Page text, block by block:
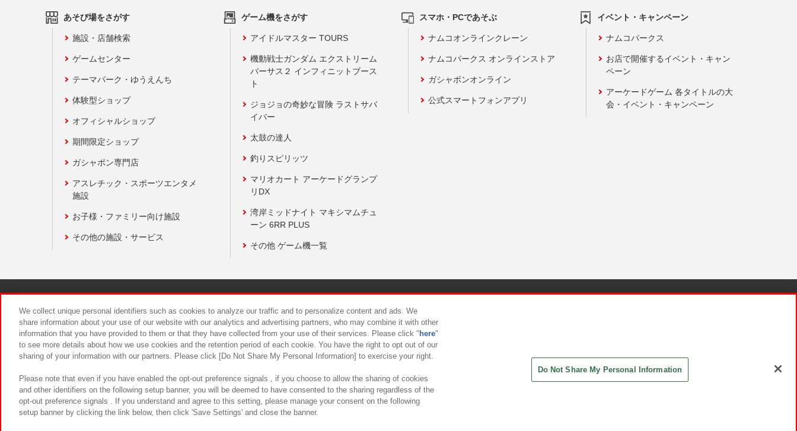
あそび場をさがす
施設・店舗検索
ゲームセンター
テーマパーク・ゆうえんち
体験型ショップ
オフィシャルショップ
期間限定ショップ
ガシャポン専門店
アスレチック・スポーツエンタメ
施設
お子様・ファミリー向け施設
その他の施設・サービス
ゲーム機をさがす
アイドルマスター TOURS
機動戦士ガンダム エクストリーム
バーサス２ インフィニットブース
ト
ジョジョの奇妙な冒険 ラストサバ
イバー
太鼓の達人
釣りスピリッツ
マリオカート アーケードグランプ
リDX
湾岸ミッドナイト マキシマムチュ
ーン 6RR PLUS
その他 ゲーム機一覧
スマホ・PCであそぶ
ナムコオンラインクレーン
ナムコパークス オンラインストア
ガシャポンオンライン
公式スマートフォンアプリ
イベント・キャンペーン
ナムコパークス
お店で開催するイベント・キャン
ペーン
アーケードゲーム 各タイトルの大
会・イベント・キャンペーン
食品のご提供について カスタマーハラスメント対応方針
We collect unique personal identifiers such as cookies to analyze our traffic and to personalize content and ads. We
share information about your use of our website with our analytics and advertising partners, who may combine it with other
information that you have provided to them or that they have collected from your use of their services. Please click " here"
to see more details about how we use cookies and the retention period of each cookie. You have the right to opt out of our
sharing of your information with our partners. Please click [Do Not Share My Personal Information] to exercise your right.
Please note that even if you have enabled the opt-out preference signals , if you choose to allow the sharing of cookies
and other identifiers on the following setup banner, you will be deemed to have consented to the sharing regardless of the
opt-out preference signals . If you understand and agree to this setting, please manage your consent on the following
setup banner by clicking the link below, then click 'Save Settings' and close the banner.
Do Not Share My Personal Information